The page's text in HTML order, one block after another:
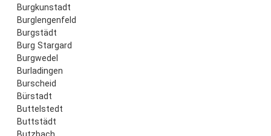
Burgkunstadt
Burglengenfeld
Burgstädt
Burg Stargard
Burgwedel
Burladingen
Burscheid
Bürstadt
Buttelstedt
Buttstädt
Butzbach